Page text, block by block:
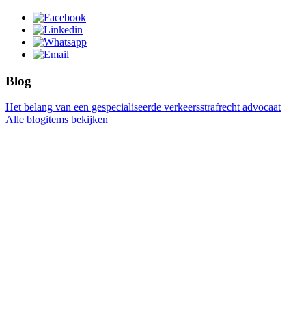
Blog
Het belang van een gespecialiseerde verkeersstrafrecht advocaat
Alle blogitems bekijken